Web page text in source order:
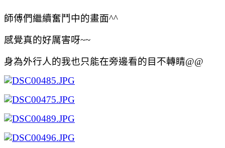
師傅們繼續奮鬥中的畫面^^
感覺真的好厲害呀~~
身為外行人的我也只能在旁邊看的目不轉睛@@